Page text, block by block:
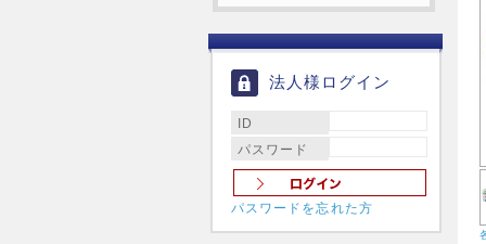
法人様ログイン
ID
パスワード
パスワードを忘れた方